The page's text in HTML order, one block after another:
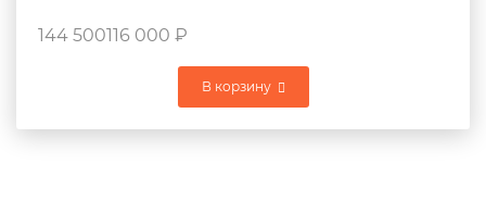
144 500116 000 ₽
В корзину